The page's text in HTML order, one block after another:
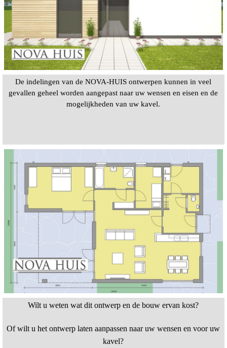
De indelingen van de NOVA-HUIS ontwerpen kunnen in veel
gevallen geheel worden aangepast naar uw wensen en eisen en de
mogelijkheden van uw kavel.
Wilt u weten wat dit ontwerp en de bouw ervan kost?
Of wilt u het ontwerp laten aanpassen naar uw wensen en voor uw
kavel?